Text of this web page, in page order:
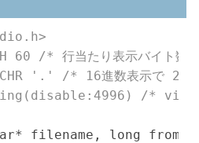
60 /* 行当たり表示バイト
'.' /* 16進数表示で 20～
/*
filename, long from,